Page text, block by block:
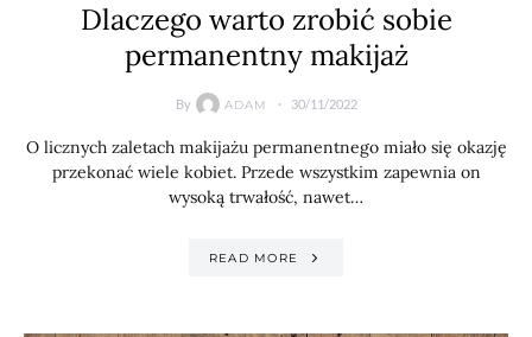
Dlaczego warto zrobić sobie
permanentny makijaż
By ADAM 30/11/2022
O licznych zaletach makijażu permanentnego miało się okazję
przekonać wiele kobiet. Przede wszystkim zapewnia on
wysoką trwałość, nawet…
READ MORE